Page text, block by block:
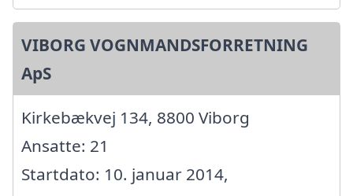
VIBORG VOGNMANDSFORRETNING
ApS
Kirkebækvej 134, 8800 Viborg
Ansatte: 21
Startdato: 10. januar 2014,